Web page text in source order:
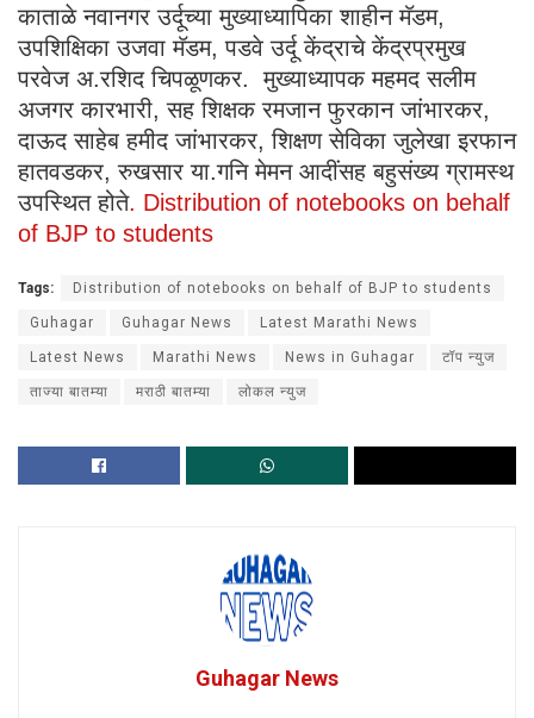
काताळे नवानगर उर्दूच्या मुख्याध्यापिका शाहीन मॅडम,
उपशिक्षिका उजवा मॅडम, पडवे उर्दू केंद्राचे केंद्रप्रमुख
परवेज अ.रशिद चिपळूणकर. मुख्याध्यापक महमद सलीम
अजगर कारभारी, सह शिक्षक रमजान फुरकान जांभारकर,
दाऊद साहेब हमीद जांभारकर, शिक्षण सेविका जुलेखा इरफान
हातवडकर, रुखसार या.गनि मेमन आदींसह बहुसंख्य ग्रामस्थ
उपस्थित होते. Distribution of notebooks on behalf
of BJP to students
Tags: Distribution of notebooks on behalf of BJP to students
Guhagar Guhagar News Latest Marathi News
Latest News Marathi News News in Guhagar टॉप न्युज
ताज्या बातम्या मराठी बातम्या लोकल न्युज
Guhagar News